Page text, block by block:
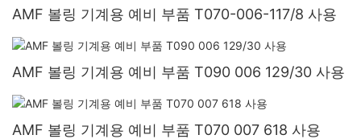
AMF 볼링 기계용 예비 부품 T070-006-117/8 사용
AMF 볼링 기계용 예비 부품 T090 006 129/30 사용
AMF 볼링 기계용 예비 부품 T070 007 618 사용